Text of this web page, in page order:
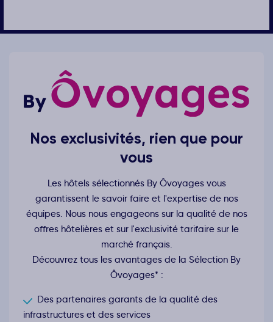
Nos exclusivités, rien que pour
vous
Les hôtels sélectionnés By Ôvoyages vous
garantissent le savoir faire et l'expertise de nos
équipes. Nous nous engageons sur la qualité de nos
offres hôtelières et sur l'exclusivité tarifaire sur le
marché français.
Découvrez tous les avantages de la Sélection By
Ôvoyages* :
Des partenaires garants de la qualité des
infrastructures et des services